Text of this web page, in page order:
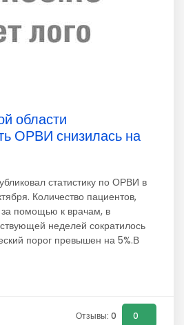
области
ОРВИ снизилась на
статистику по ОРВИ в
Количество пациентов,
за помощью к врачам, в
неделей сократилось
порог превышен на 5%.В
Отзывы: 0 0